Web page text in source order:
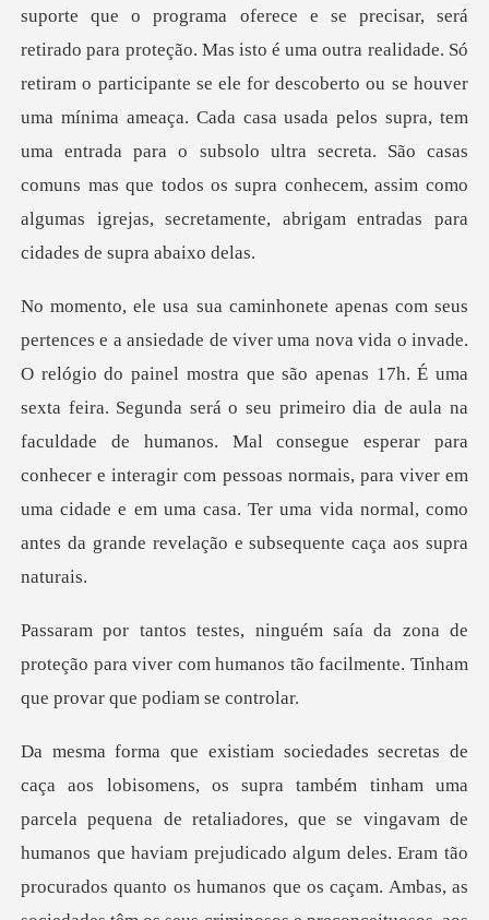
suporte que o programa oferece e se precisar, será
retirado para proteção. Mas isto é uma outra realidade. Só
retiram o participante se ele for descoberto ou se houver
uma mínima ameaça. Cada casa usada p
enas 17h. É uma
sexta feira. Segunda será o seu primeiro dia de aula na
faculdade de humanos. Mal consegue esperar para
conhecer e interagir com p
a de
proteção para viver com humanos tão facilm
retaliadores, que se vingavam de
humanos que haviam prejudicado algum deles. Eram tão
procurados quanto os humanos que